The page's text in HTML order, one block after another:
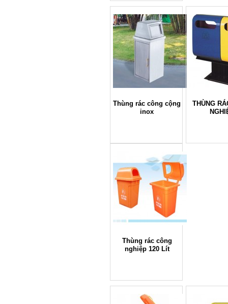
Thùng rác công cộng
inox
THÙNG
Thùng rác công
nghiệp 120 Lít